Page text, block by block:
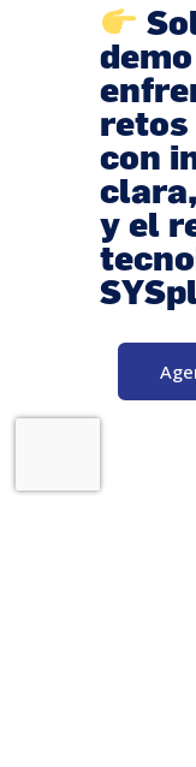
retos
con
y el